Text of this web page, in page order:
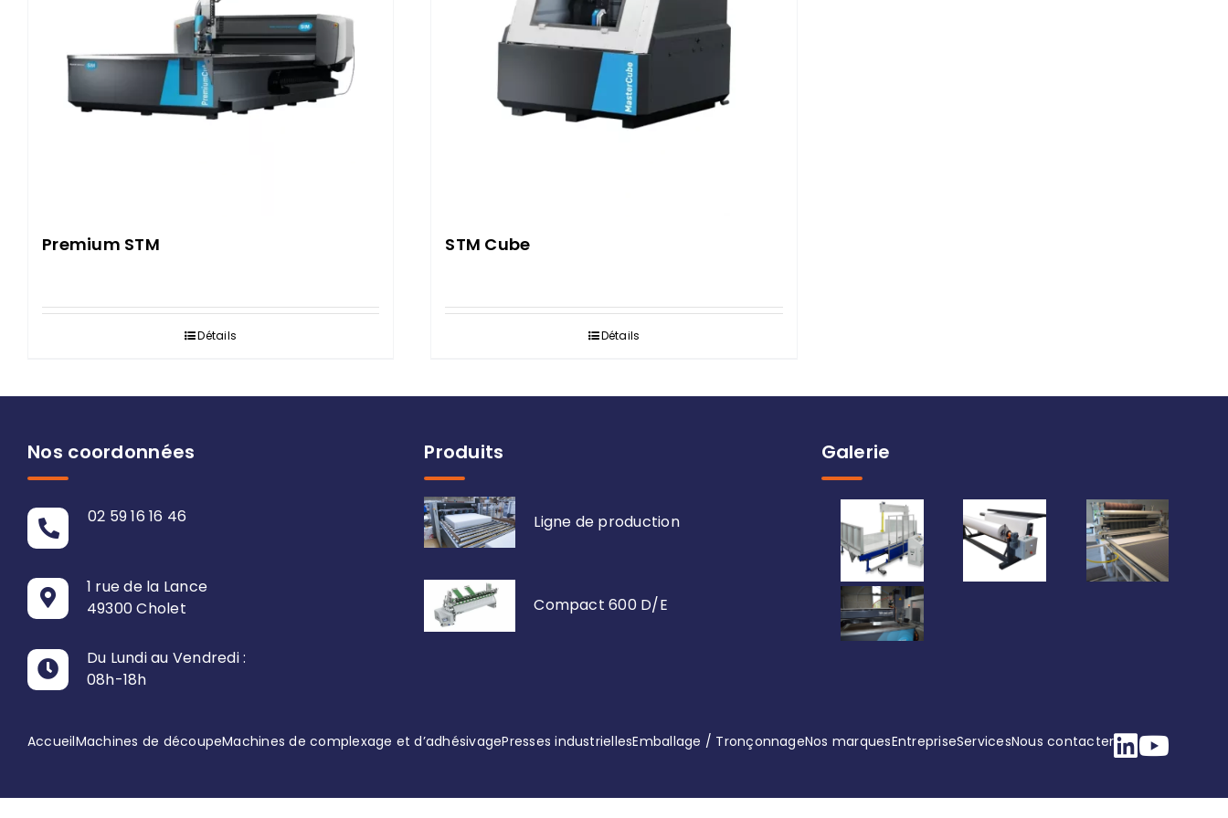
Premium STM
Détails
STM Cube
Détails
Nos coordonnées
02 59 16 16 46
1 rue de la Lance
49300 Cholet
Du Lundi au Vendredi :
08h-18h
Produits
Ligne de production
Compact 600 D/E
Galerie
AccueilMachines de découpeMachines de complexage et d’adhésivagePresses industriellesEmballage / TronçonnageNos marquesEntrepriseServicesNous contacter